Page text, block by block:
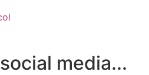
media...